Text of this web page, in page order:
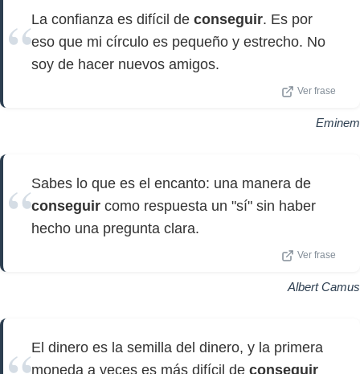
La confianza es difícil de conseguir. Es por
eso que mi círculo es pequeño y estrecho. No
soy de hacer nuevos amigos.
Ver frase
Eminem
Sabes lo que es el encanto: una manera de
conseguir como respuesta un "sí" sin haber
hecho una pregunta clara.
Ver frase
Albert Camus
El dinero es la semilla del dinero, y la primera
moneda a veces es más difícil de conseguir